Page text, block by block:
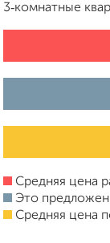
3‑комнатные
Средняя цена
Это
Средняя цена